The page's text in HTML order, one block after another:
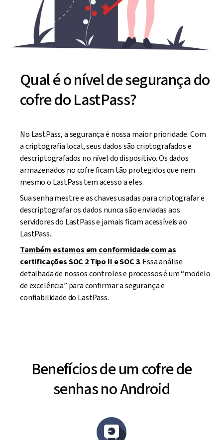
Qual é o nível de segurança do
cofre do LastPass?
No LastPass, a segurança é nossa maior prioridade. Com
a criptografia local, seus dados são criptografados e
descriptografados no nível do dispositivo. Os dados
armazenados no cofre ficam tão protegidos que nem
mesmo o LastPass tem acesso a eles.
Sua senha mestre e as chaves usadas para criptografar e
descriptografar os dados nunca são enviadas aos
servidores do LastPass e jamais ficam acessíveis ao
LastPass.
Também estamos em conformidade com as
certificações SOC 2 Tipo II e SOC 3. Essa análise
detalhada de nossos controles e processos é um “modelo
de excelência” para confirmar a segurança e
confiabilidade do LastPass.
Benefícios de um cofre de
senhas no Android